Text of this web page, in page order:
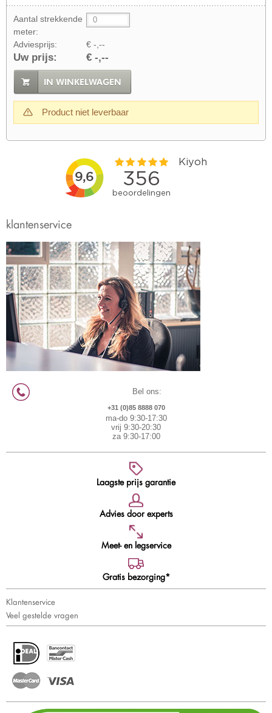
Aantal strekkende
meter:
Adviesprijs:
€ -,--
Uw prijs: € -,--
IN WINKELWAGEN
Product niet leverbaar
klantenservice
Bel ons:
+31 (0)85 8888 070
ma-do 9:30-17:30
vrij 9:30-20:30
za 9:30-17:00
Laagste prijs garantie
Advies door experts
Meet- en legservice
Gratis bezorging*
Klantenservice
Veel gestelde vragen